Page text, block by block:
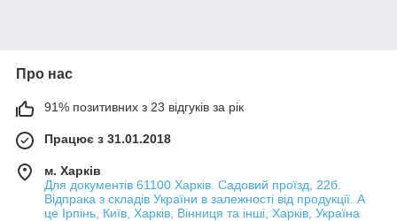
Про нас
91% позитивних з 23 відгуків за рік
Працює з 31.01.2018
м. Харків
Для документів 61100 Харків. Садовий проїзд, 22б.
Відпрака з складів України в залежності від продукції. А
це Ірпінь, Київ, Харків, Вінниця та інші, Харків, Україна